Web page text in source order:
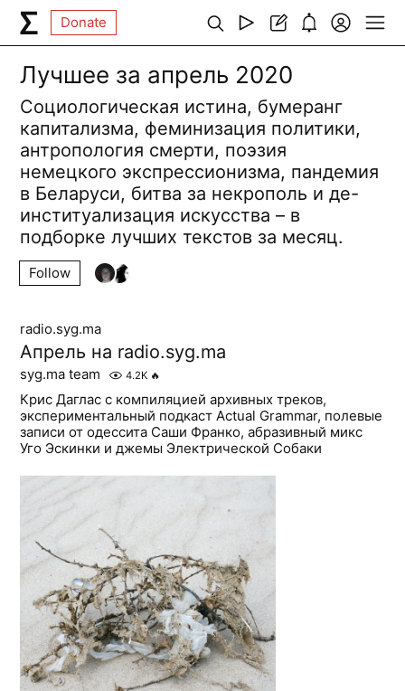
Donate
Лучшее за апрель 2020
Социологическая истина, бумеранг
капитализма, феминизация политики,
антропология смерти, поэзия
немецкого экспрессионизма, пандемия
в Беларуси, битва за некрополь и де-
институализация искусства – в
подборке лучших текстов за месяц.
Follow
radio.syg.ma
Апрель на radio.syg.ma
syg.ma team 4.2K 🔥
Крис Даглас с компиляцией архивных треков,
экспериментальный подкаст Actual Grammar, полевые
записи от одессита Саши Франко, абразивный микс
Уго Эскинки и джемы Электрической Собаки